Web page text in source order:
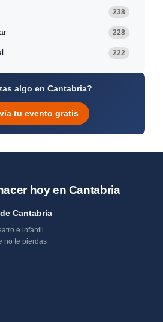
238
228
222
algo en Cantabria?
tu evento gratis
hoy en Cantabria
Cantabria
e infantil.
no te pierdas